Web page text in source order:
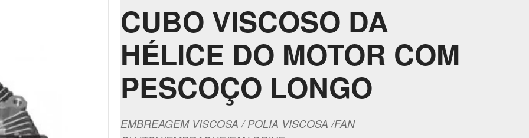
CUBO VISCOSO DA
HÉLICE DO MOTOR COM
PESCOÇO LONGO
EMBREAGEM VISCOSA / POLIA VISCOSA /FAN